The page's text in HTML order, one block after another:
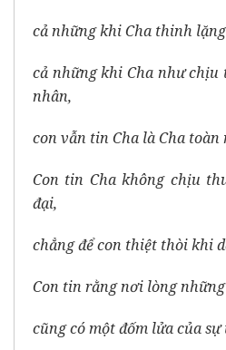
cả những khi Cha thinh
cả những khi Cha như chịu
nhân,
con vẫn tin Cha là Cha toàn
Con tin Cha không chịu
đại,
chẳng để con thiệt thòi khi
Con tin rằng nơi lòng
cũng có một đốm lửa của sự